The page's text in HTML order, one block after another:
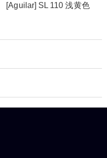
[Aguilar] SL 110 浅黄色